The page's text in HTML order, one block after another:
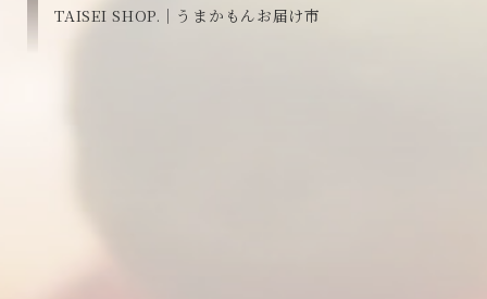
TAISEI SHOP.｜うまかもんお届け市